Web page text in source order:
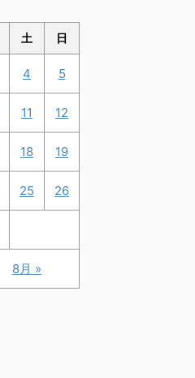
土 日
8月 »
4 5
11 12
18 19
25 26